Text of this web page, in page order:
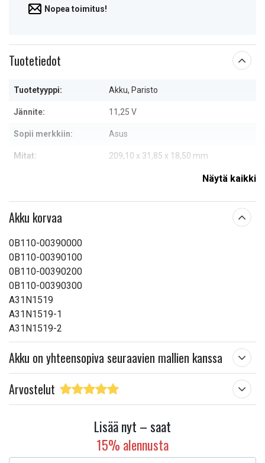
Nopea toimitus!
Tuotetiedot
Tuotetyyppi: Akku, Paristo
Jännite: 11,25 V
Sopii merkkiin: Asus
Mitat: 209,10 x 31,85 x 18,50 mm
Näytä kaikki
Akku korvaa
0B110-00390000
0B110-00390100
0B110-00390200
0B110-00390300
A31N1519
A31N1519-1
A31N1519-2
Akku on yhteensopiva seuraavien mallien kanssa
Arvostelut
Lisää nyt – saat
15% alennusta